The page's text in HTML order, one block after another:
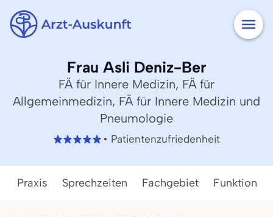
Frau Asli Deniz-Ber
FÄ für Innere Medizin, FÄ für
Allgemeinmedizin, FÄ für Innere Medizin und
Pneumologie
• Patientenzufriedenheit
Praxis Sprechzeiten Fachgebiet Funktion